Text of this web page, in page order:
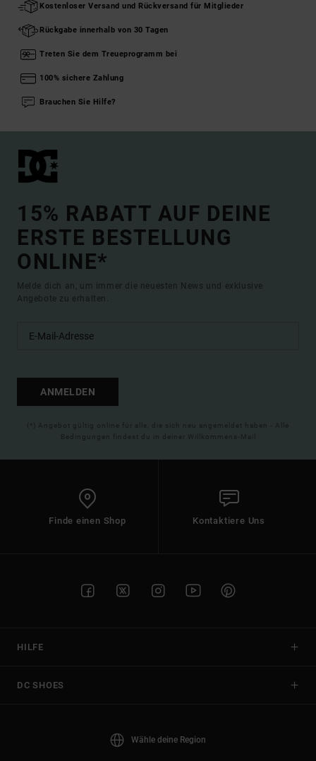
Kostenloser Versand und Rückversand für Mitglieder
Rückgabe innerhalb von 30 Tagen
Treten Sie dem Treueprogramm bei
100% sichere Zahlung
Brauchen Sie Hilfe?
15% RABATT AUF DEINE
ERSTE BESTELLUNG
ONLINE*
Melde dich an, um immer die neuesten News und exklusive
Angebote zu erhalten.
ANMELDEN
(*) Angebot gültig online für alle, die sich neu angemeldet haben - Alle
Bedingungen findest du in deiner Willkommens-Mail
Finde einen Shop Kontaktiere Uns
HILFE
DC SHOES
Wähle deine Region